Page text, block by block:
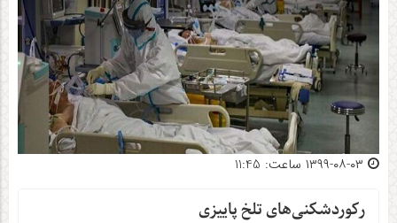
رکوردشکنی‌های تلخ پاییزی